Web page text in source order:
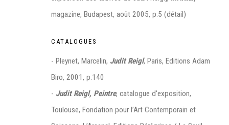
magazine, Budapest, août 2005, p.5 (détail)
CATALOGUES
- Pleynet, Marcelin, Judit Reigl, Paris, Editions Adam
Biro, 2001, p.140
- Judit Reigl, Peintre, catalogue d'exposition,
Toulouse, Fondation pour l’Art Contemporain et